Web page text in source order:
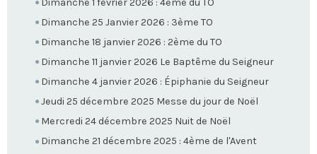
Dimanche 1 février 2026 : 4ème du TO
Dimanche 25 Janvier 2026 : 3ème TO
Dimanche 18 janvier 2026 : 2ème du TO
Dimanche 11 janvier 2026 Le Baptême du Seigneur
Dimanche 4 janvier 2026 : Épiphanie du Seigneur
Jeudi 25 décembre 2025 Messe du jour de Noël
Mercredi 24 décembre 2025 Nuit de Noël
Dimanche 21 décembre 2025 : 4ème de l'Avent